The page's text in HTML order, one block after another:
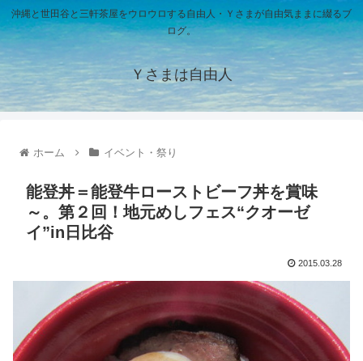
沖縄と世田谷と三軒茶屋をウロウロする自由人・Ｙさまが自由気ままに綴るブ
ログ。
Ｙさまは自由人
ホーム イベント・祭り
能登丼＝能登牛ローストビーフ丼を賞味
～。第２回！地元めしフェス“クオーゼ
イ”in日比谷
2015.03.28